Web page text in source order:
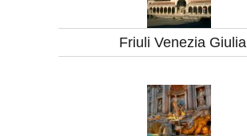
Friuli Venezia Giulia